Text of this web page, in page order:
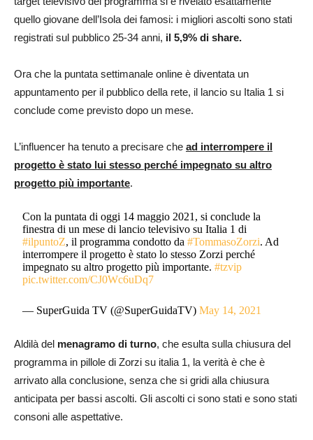
quello giovane dell’Isola dei famosi: i migliori ascolti sono stati
registrati sul pubblico 25-34 anni, il 5,9% di share.
Ora che la puntata settimanale online è diventata un
appuntamento per il pubblico della rete, il lancio su Italia 1 si
conclude come previsto dopo un mese.
L’influencer ha tenuto a precisare che ad interrompere il
progetto è stato lui stesso perché impegnato su altro
progetto più importante.
Con la puntata di oggi 14 maggio 2021, si conclude la
finestra di un mese di lancio televisivo su Italia 1 di
#ilpuntoZ, il programma condotto da#TommasoZorzi. Ad
interrompere il progetto è stato lo stesso Zorzi perché
impegnato su altro progetto più importante.#tzvip
pic.twitter.com/CJ0Wc6uDq7
— SuperGuida TV (@SuperGuidaTV)May 14, 2021
Aldilà del menagramo di turno, che esulta sulla chiusura del
programma in pillole di Zorzi su italia 1, la verità è che è
arrivato alla conclusione, senza che si gridi alla chiusura
anticipata per bassi ascolti. Gli ascolti ci sono stati e sono stati
consoni alle aspettative.